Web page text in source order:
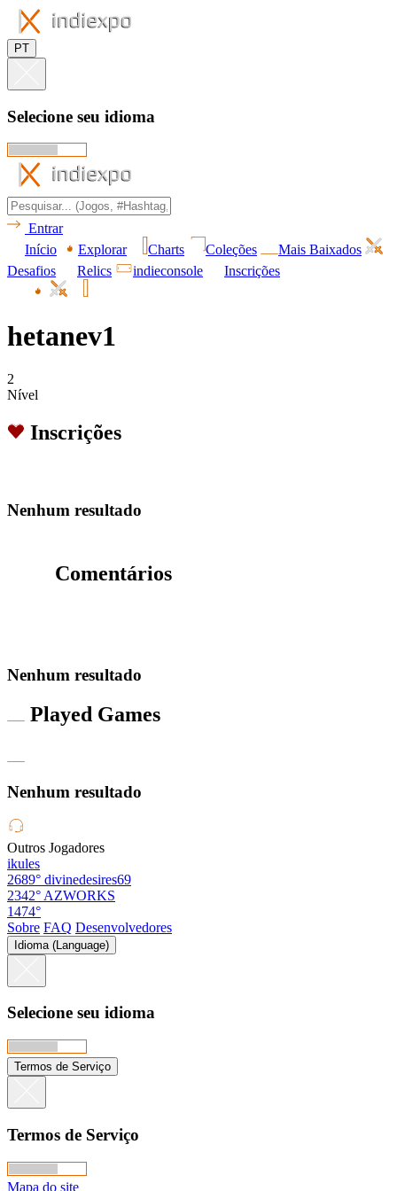
PT
Selecione seu idioma
Entrar
Início
Explorar Charts Coleções
Mais Baixados
Desafios
Relics indieconsole Inscrições
hetanev1
2
Nível
Inscrições
Nenhum resultado
Comentários
Nenhum resultado
Played Games
Nenhum resultado
Outros Jogadores
ikules
2689° divinedesires69
2342° AZWORKS
1474°
Sobre FAQ Desenvolvedores
Idioma (Language)
Selecione seu idioma
Termos de Serviço
Termos de Serviço
Mapa do site